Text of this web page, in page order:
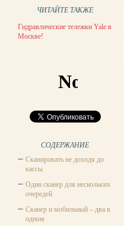
ЧИТАЙТЕ ТАКЖЕ
Гидравлические тележки Yale в
Москве!
СОДЕРЖАНИЕ
Сканировать не доходя до
кассы
Один сканер для нескольких
очередей
Сканер и мобильный – два в
одном